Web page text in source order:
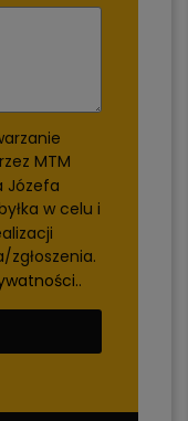
MTM
Józefa
w celu i
zgłoszenia.
.